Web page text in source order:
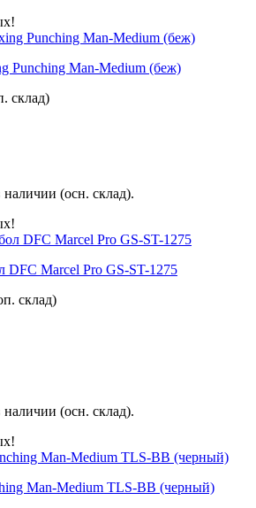
Punching Man-Medium (беж)
склад)
(осн. склад).
DFC Marcel Pro GS-ST-1275
склад)
(осн. склад).
Man-Medium TLS-BB (черный)